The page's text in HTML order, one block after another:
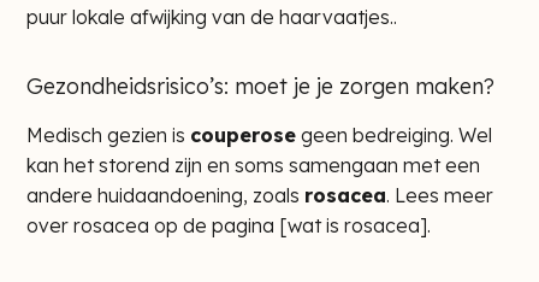
puur lokale afwijking van de haarvaatjes..
Gezondheidsrisico’s: moet je je zorgen maken?
Medisch gezien is couperose geen bedreiging. Wel
kan het storend zijn en soms samengaan met een
andere huidaandoening, zoals rosacea. Lees meer
over rosacea op de pagina [wat is rosacea].